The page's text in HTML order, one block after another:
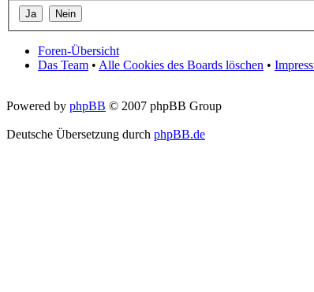
Foren-Übersicht
Das Team • Alle Cookies des Boards löschen •
Powered by phpBB © 2007 phpBB Group
Deutsche Übersetzung durch phpBB.de